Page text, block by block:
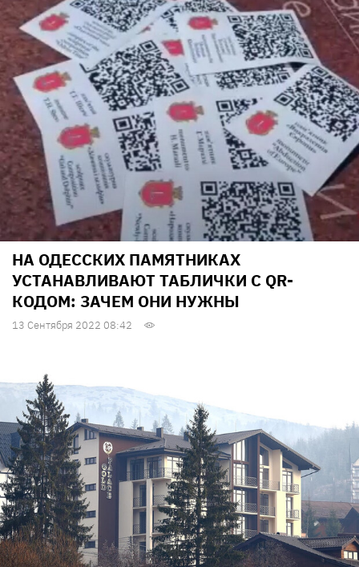
НА ОДЕССКИХ ПАМЯТНИКАХ
УСТАНАВЛИВАЮТ ТАБЛИЧКИ С QR-
КОДОМ: ЗАЧЕМ ОНИ НУЖНЫ
13 Сентября 2022 08:42